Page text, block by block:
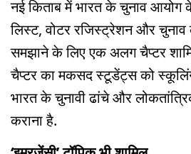
नई किताब में भारत के चुनाव आयोग
लिस्ट, वोटर रजिस्ट्रेशन और चुनाव
समझाने के लिए एक अलग चैप्टर
चैप्टर का मकसद स्टूडेंट्स को
भारत के चुनावी ढांचे और
कराना है.